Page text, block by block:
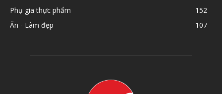
Phụ gia thực phẩm
152
Ăn - Làm đẹp
107